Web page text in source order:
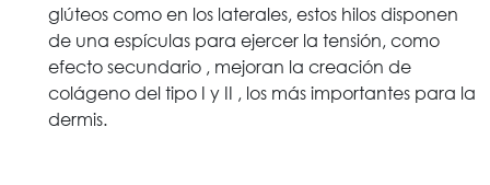
glúteos como en los laterales, estos hilos disponen
de una espículas para ejercer la tensión, como
efecto secundario , mejoran la creación de
colágeno del tipo I y II , los más importantes para la
dermis.